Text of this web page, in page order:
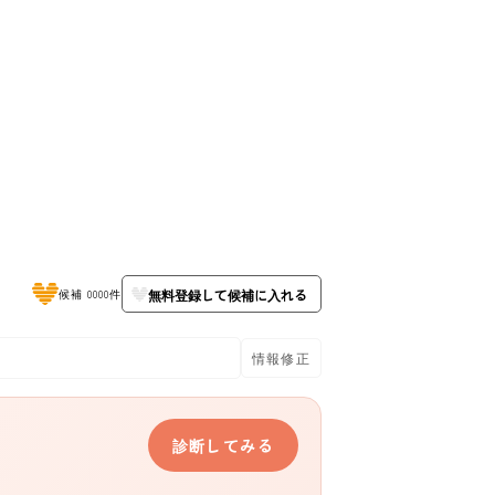
候補 0000件 無料登録して候補に入れる
情報修正
診断してみる